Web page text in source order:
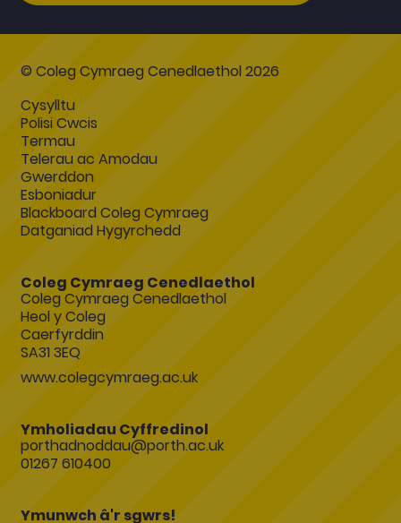
© Coleg Cymraeg Cenedlaethol 2026
Cysylltu
Polisi Cwcis
Termau
Telerau ac Amodau
Gwerddon
Esboniadur
Blackboard Coleg Cymraeg
Datganiad Hygyrchedd
Coleg Cymraeg Cenedlaethol
Coleg Cymraeg Cenedlaethol
Heol y Coleg
Caerfyrddin
SA31 3EQ
www.colegcymraeg.ac.uk
Ymholiadau Cyffredinol
porthadnoddau@porth.ac.uk
01267 610400
Ymunwch â'r sgwrs!